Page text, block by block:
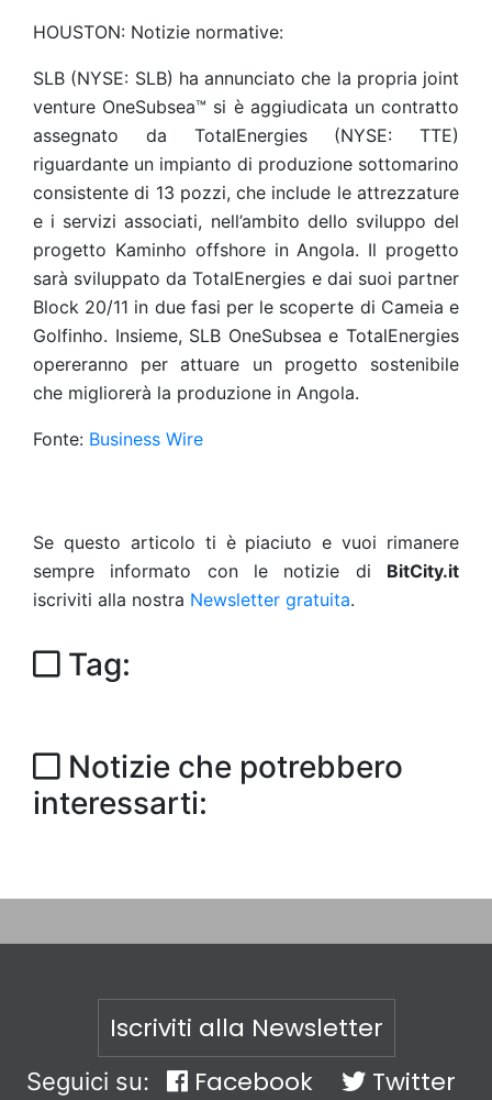
HOUSTON: Notizie normative:
SLB (NYSE: SLB) ha annunciato che la propria joint
venture OneSubsea™ si è aggiudicata un contratto
assegnato da TotalEnergies (NYSE: TTE)
riguardante un impianto di produzione sottomarino
consistente di 13 pozzi, che include le attrezzature
e i servizi associati, nell’ambito dello sviluppo del
progetto Kaminho offshore in Angola. Il progetto
sarà sviluppato da TotalEnergies e dai suoi partner
Block 20/11 in due fasi per le scoperte di Cameia e
Golfinho. Insieme, SLB OneSubsea e TotalEnergies
opereranno per attuare un progetto sostenibile
che migliorerà la produzione in Angola.
Fonte: Business Wire
Se questo articolo ti è piaciuto e vuoi rimanere
sempre informato con le notizie di BitCity.it
iscriviti alla nostra Newsletter gratuita.
Tag:
Notizie che potrebbero
interessarti:
Iscriviti alla Newsletter
Seguici su: Facebook
Twitter